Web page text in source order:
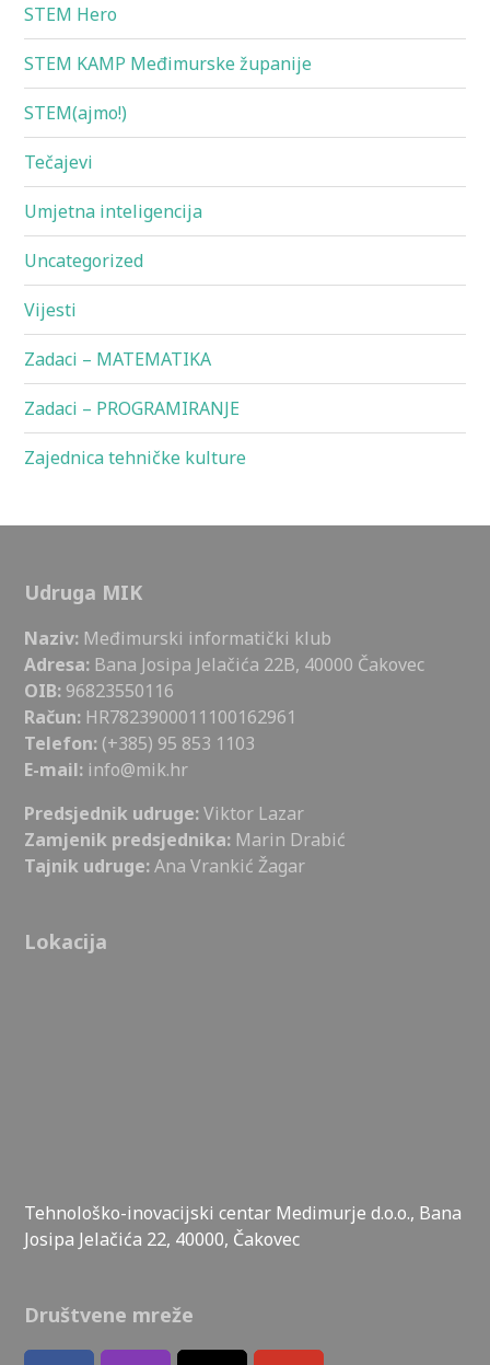
STEM Hero
STEM KAMP Međimurske županije
STEM(ajmo!)
Tečajevi
Umjetna inteligencija
Uncategorized
Vijesti
Zadaci – MATEMATIKA
Zadaci – PROGRAMIRANJE
Zajednica tehničke kulture
Udruga MIK
Naziv: Međimurski informatički klub
Adresa: Bana Josipa Jelačića 22B, 40000 Čakovec
OIB: 96823550116
Račun: HR7823900011100162961
Telefon: (+385) 95 853 1103
E-mail: info@mik.hr
Predsjednik udruge:Viktor Lazar
Zamjenik predsjednika: Marin Drabić
Tajnik udruge:Ana Vrankić Žagar
Lokacija
Tehnološko-inovacijski centar Medimurje d.o.o., Bana
Josipa Jelačića 22, 40000, Čakovec
Društvene mreže